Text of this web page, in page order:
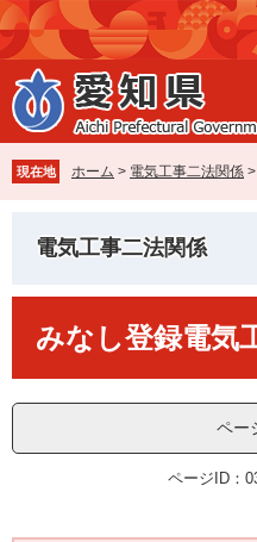
ペ
ー
ジ
の
先
で
す
メ
ニ
ュ
ー
を
ば
し
現在地 ホーム > 電気工事二法関係 >
電気工事二法関係
みなし登録電気
ペー
ページID：